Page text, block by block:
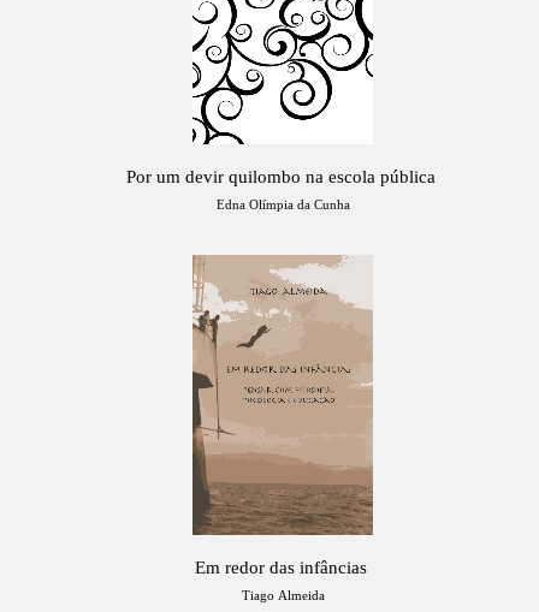
Por um devir quilombo na escola pública
Edna Olímpia da Cunha
Em redor das infâncias
Tiago Almeida